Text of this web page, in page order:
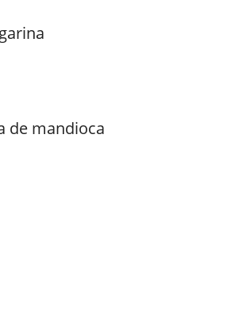
de mandioca